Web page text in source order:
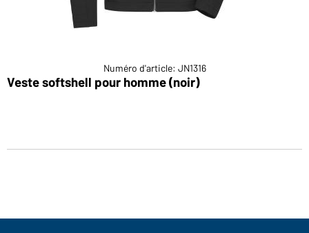
Numéro d'article: JN1316
Veste softshell pour homme (noir)